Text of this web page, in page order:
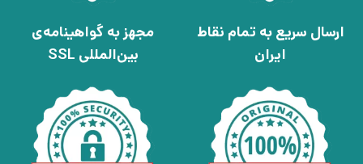
ارسال سریع به تمام نقاط
ایران
مجهز به گواهینامه‌ی
بین‌المللی SSL